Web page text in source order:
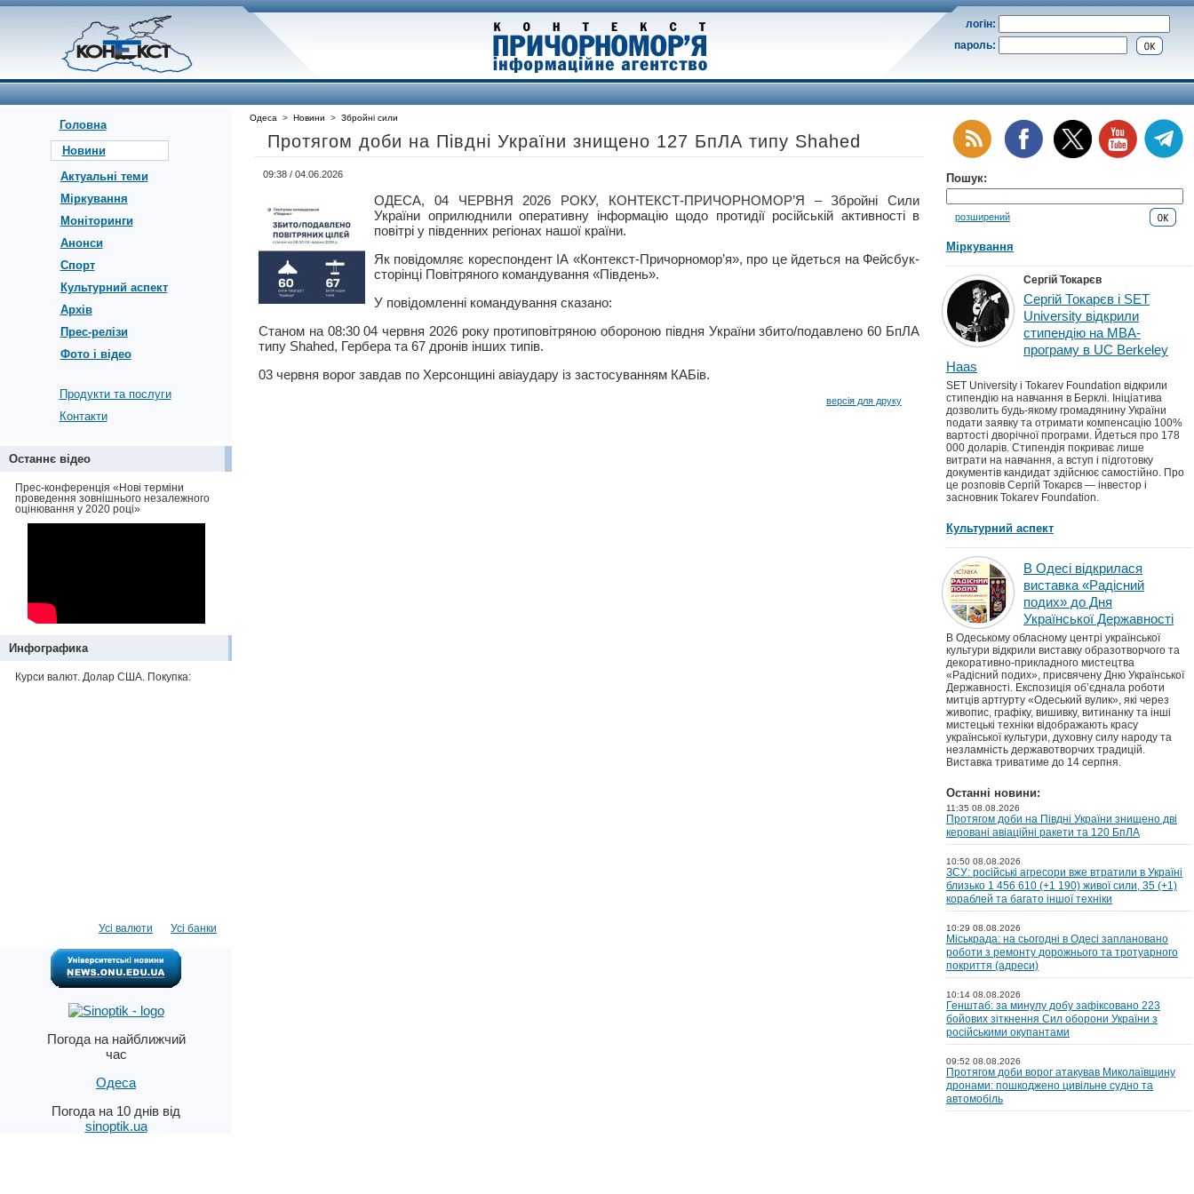
логін:
пароль:
Головна
Новини
Актуальні теми
Міркування
Моніторинги
Анонси
Спорт
Культурний аспект
Архів
Прес-релізи
Фото і відео
Продукти та послуги
Контакти
Останнє відео
Прес-конференція «Нові терміни
проведення зовнішнього незалежного
оцінювання у 2020 році»
Инфографика
Курси валют. Долар США. Покупка:
Усі банки
Усі валюти
Погода на найближчий
час
Одеса
Погода на 10 днів від
sinoptik.ua
Одеса > Новини > Збройні сили
Протягом доби на Півдні України знищено 127 БпЛА типу Shahed
09:38 / 04.06.2026
ОДЕСА, 04 ЧЕРВНЯ 2026 РОКУ, КОНТЕКСТ-ПРИЧОРНОМОР’Я – Збройні Сили
України оприлюднили оперативну інформацію щодо протидії російській активності в
повітрі у південних регіонах нашої країни.
Як повідомляє кореспондент ІА «Контекст-Причорномор’я», про це йдеться на Фейсбук-
сторінці Повітряного командування «Південь».
У повідомленні командування сказано:
Станом на 08:30 04 червня 2026 року протиповітряною обороною півдня України збито/подавлено 60 БпЛА
типу Shahed, Гербера та 67 дронів інших типів.
03 червня ворог завдав по Херсонщині авіаудару із застосуванням КАБів.
версія для друку
Пошук:
розширений
Міркування
Сергій Токарєв
Сергій Токарєв і SET
University відкрили
стипендію на MBA-
програму в UC Berkeley
Haas
SET University і Tokarev Foundation відкрили
стипендію на навчання в Берклі. Ініціатива
дозволить будь-якому громадянину України
подати заявку та отримати компенсацію 100%
вартості дворічної програми. Йдеться про 178
000 доларів. Стипендія покриває лише
витрати на навчання, а вступ і підготовку
документів кандидат здійснює самостійно. Про
це розповів Сергій Токарєв — інвестор і
засновник Tokarev Foundation.
Культурний аспект
В Одесі відкрилася
виставка «Радісний
подих» до Дня
Української Державності
В Одеському обласному центрі української
культури відкрили виставку образотворчого та
декоративно-прикладного мистецтва
«Радісний подих», присвячену Дню Української
Державності. Експозиція об’єднала роботи
митців артгурту «Одеський вулик», які через
живопис, графіку, вишивку, витинанку та інші
мистецькі техніки відображають красу
української культури, духовну силу народу та
незламність державотворчих традицій.
Виставка триватиме до 14 серпня.
Останні новини:
11:35 08.08.2026
Протягом доби на Півдні України знищено дві
керовані авіаційні ракети та 120 БпЛА
10:50 08.08.2026
ЗСУ: російські агресори вже втратили в Україні
близько 1 456 610 (+1 190) живої сили, 35 (+1)
кораблей та багато іншої техніки
10:29 08.08.2026
Міськрада: на cьогодні в Одесі заплановано
роботи з ремонту дорожнього та тротуарного
покриття (адреси)
10:14 08.08.2026
Генштаб: за минулу добу зафіксовано 223
бойових зіткнення Сил оборони України з
російськими окупантами
09:52 08.08.2026
Протягом доби ворог атакував Миколаївщину
дронами: пошкоджено цивільне судно та
автомобіль